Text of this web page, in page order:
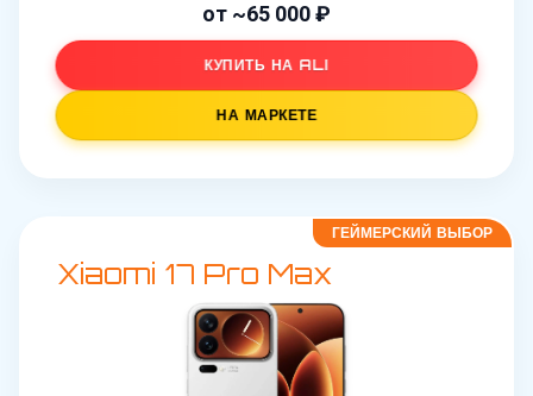
от ~65 000 ₽
КУПИТЬ НА ALI
НА МАРКЕТЕ
ГЕЙМЕРСКИЙ ВЫБОР
Xiaomi 17 Pro Max